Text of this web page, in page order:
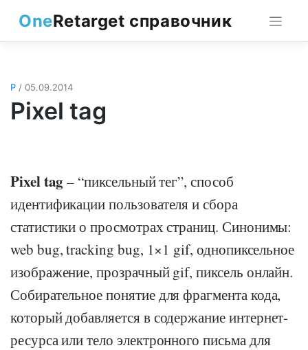
contentOneRetarget справочник
P / 05.09.2014
Pixel tag
Pixel tag – “пиксельный тег”, способ
идентификации пользователя и сбора
статистики о просмотрах страниц. Синонимы:
web bug, tracking bug, 1×1 gif, однопиксельное
изображение, прозрачный gif, пиксель онлайн.
Собирательное понятие для фрагмента кода,
который добавляется в содержание интернет-
ресурса или тело электронного письма для